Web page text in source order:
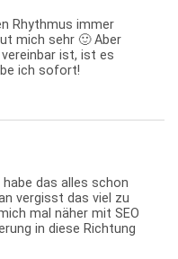
Rhythmus immer
mich sehr 🙂 Aber
ist, ist es
ich sofort!
das alles schon
vergisst das viel zu
mal näher mit SEO
in diese Richtung